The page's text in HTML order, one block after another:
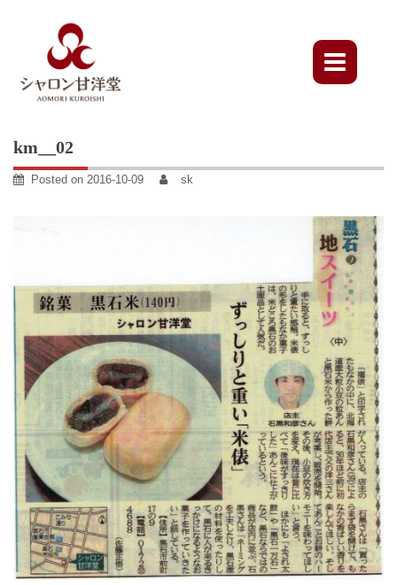
km__02
Posted on 2016-10-09 sk